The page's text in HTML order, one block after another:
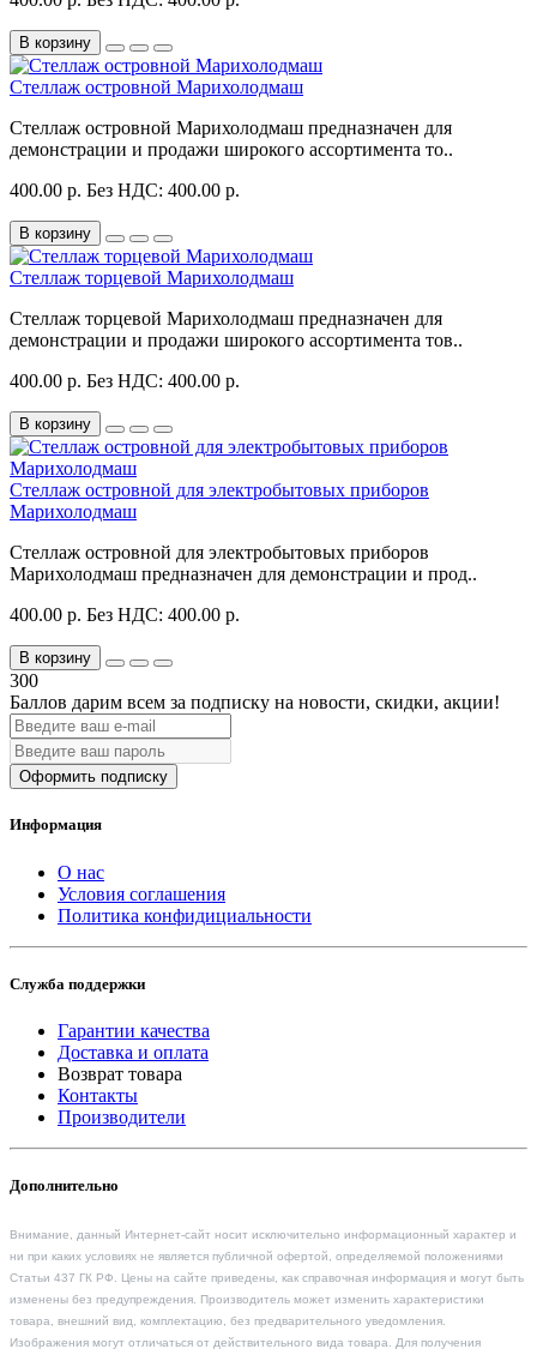
В корзину
Стеллаж островной Марихолодмаш
Стеллаж островной Марихолодмаш предназначен для
демонстрации и продажи широкого ассортимента то..
400.00 р. Без НДС: 400.00 р.
В корзину
Стеллаж торцевой Марихолодмаш
Стеллаж торцевой Марихолодмаш предназначен для
демонстрации и продажи широкого ассортимента тов..
400.00 р. Без НДС: 400.00 р.
В корзину
Стеллаж островной для электробытовых приборов
Марихолодмаш
Стеллаж островной для электробытовых приборов
Марихолодмаш предназначен для демонстрации и прод..
400.00 р. Без НДС: 400.00 р.
В корзину
300
Баллов дарим всем за подписку на новости, скидки, акции!
Оформить подписку
Информация
О нас
Условия соглашения
Политика конфидициальности
Служба поддержки
Гарантии качества
Доставка и оплата
Возврат товара
Контакты
Производители
Дополнительно
Внимание, данный Интернет-сайт носит исключительно информационный характер и
ни при каких условиях не является публичной офертой, определяемой положениями
Статьи 437 ГК РФ. Цены на сайте приведены, как справочная информация и могут быть
изменены без предупреждения. Производитель может изменить характеристики
товара, внешний вид, комплектацию, без предварительного уведомления.
Изображения могут отличаться от действительного вида товара. Для получения